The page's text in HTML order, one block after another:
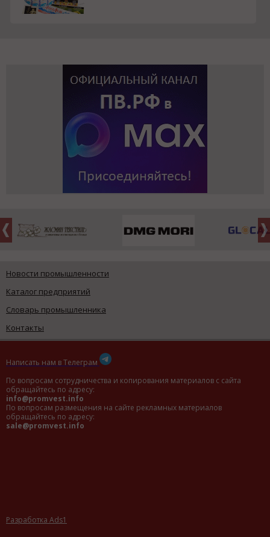
Новости промышленности
Каталог предприятий
Словарь промышленника
Контакты
Написать нам в Телеграм
По вопросам сотрудничества и копирования материалов с сайта
обращайтесь по адресу:
info@promvest.info
По вопросам размещения на сайте рекламных материалов
обращайтесь по адресу:
sale@promvest.info
Разработка Ads1